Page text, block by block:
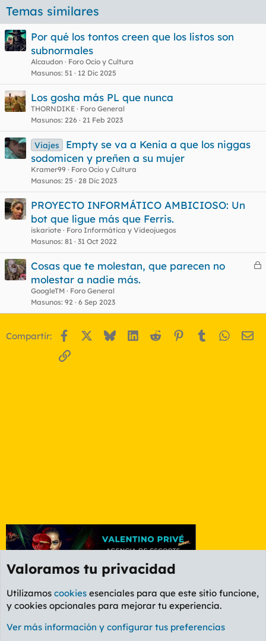
Temas similares
Por qué los tontos creen que los listos son
subnormales
Alcaudon
Foro Ocio y Cultura
Masunos 51 12 Dic 2025
Los gosha más PL que nunca
THORNDIKE
Foro General
Masunos 226 21 Feb 2023
Viajes
Empty se va a Kenia a que los niggas
sodomicen y preñen a su mujer
Kramer99
Foro Ocio y Cultura
Masunos 25 28 Dic 2023
PROYECTO INFORMÁTICO AMBICIOSO: Un
bot que ligue más que Ferris.
iskariote
Foro Informática y Videojuegos
Masunos 81 31 Oct 2022
C
a
Cosas que te molestan, que parecen no
molestar a nadie más.
GoogleTM
Foro General
Masunos 92 6 Sep 2023
Compartir: Facebook BlueskyLinkedIn
Reddit Pinterest
Tumblr
Enlace
Foro General
Cookies
PL OLDSTYLE AMARILLO
Valoramos tu privacidad
Utilizamos cookies esenciales para que este sitio funcione,
y cookies opcionales para mejorar tu experiencia.
Ver más información y configurar tus preferencias